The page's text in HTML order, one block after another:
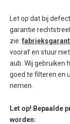
Let op dat bij
garantie
zie:
vooraf en stuur
aub. Wij gebruiken
goed te filteren en
nemen.
Let op! Bepaalde
worden: